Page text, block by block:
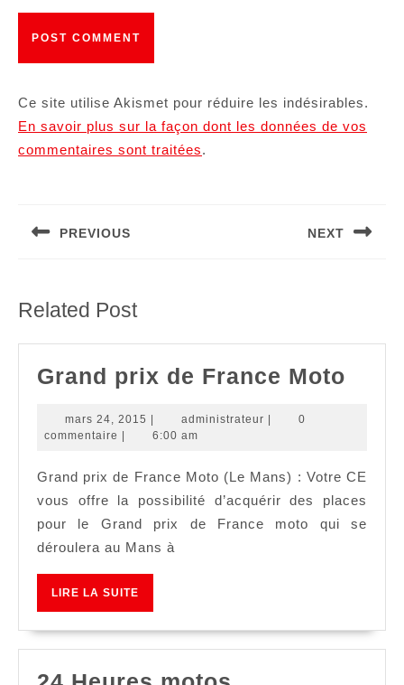
Ce site utilise Akismet pour réduire les indésirables.
En savoir plus sur la façon dont les données de vos
commentaires sont traitées.
l’articlePREVIOUS NEXT
Related Post
Grand prix de France Moto
Moto
mars 24, 2015 mars
24,
administrateur administrateur
0
commentaire
6:00 am
Grand prix de France Moto (Le Mans) : Votre CE
vous offre la possibilité d’acquérir des places
pour le Grand prix de France moto qui se
déroulera au Mans à
LIRE LA SUITE